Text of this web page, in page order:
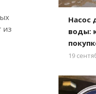
из
Насос
воды:
19